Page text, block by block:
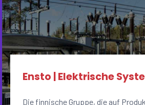
Ensto | Elektrische
Die finnische Gruppe, die auf